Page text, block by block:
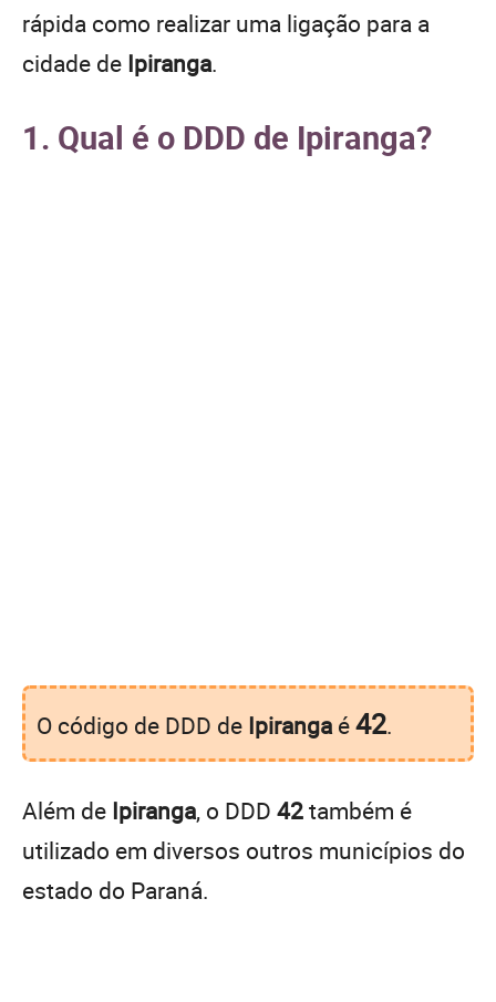
rápida como realizar uma ligação para a
cidade de Ipiranga.
1. Qual é o DDD de Ipiranga?
O código de DDD de Ipiranga é42.
Além de Ipiranga, o DDD 42também é
utilizado em diversos outros municípios do
estado do Paraná.